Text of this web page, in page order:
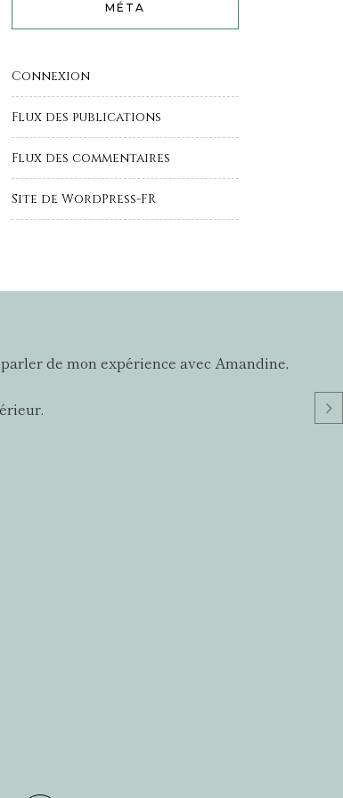
MÉTA
Connexion
Flux des publications
Flux des commentaires
Site de WordPress-FR
de mon expérience avec Amandine,